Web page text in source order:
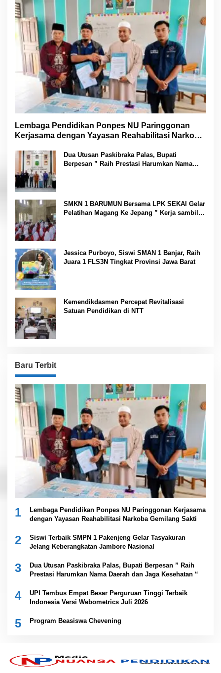
Lembaga Pendidikan Ponpes NU Paringgonan
Kerjasama dengan Yayasan Reahabilitasi Narkoba
Dua Utusan Paskibraka Palas, Bupati
Berpesan ” Raih Prestasi Harumkan Nama
SMKN 1 BARUMUN Bersama LPK SEKAI Gelar
Pelatihan Magang Ke Jepang ” Kerja sambil
Jessica Purboyo, Siswi SMAN 1 Banjar, Raih
Juara 1 FLS3N Tingkat Provinsi Jawa Barat
Kemendikdasmen Percepat Revitalisasi
Satuan Pendidikan di NTT
Baru Terbit
1
Lembaga Pendidikan Ponpes NU Paringgonan Kerjasama
dengan Yayasan Reahabilitasi Narkoba Gemilang Sakti
2
Siswi Terbaik SMPN 1 Pakenjeng Gelar Tasyakuran
Jelang Keberangkatan Jambore Nasional
3
Dua Utusan Paskibraka Palas, Bupati Berpesan ” Raih
Prestasi Harumkan Nama Daerah dan Jaga Kesehatan “
4
UPI Tembus Empat Besar Perguruan Tinggi Terbaik
Indonesia Versi Webometrics Juli 2026
5 Program Beasiswa Chevening